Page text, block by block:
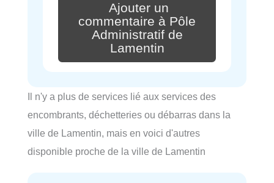
Ajouter un
commentaire à Pôle
Administratif de
Lamentin
Il n'y a plus de services lié aux services des
encombrants, déchetteries ou débarras dans la
ville de Lamentin, mais en voici d'autres
disponible proche de la ville de Lamentin